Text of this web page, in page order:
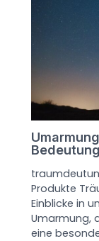
Bedeutung
Produkte
Einblicke in
Umarmung,
eine